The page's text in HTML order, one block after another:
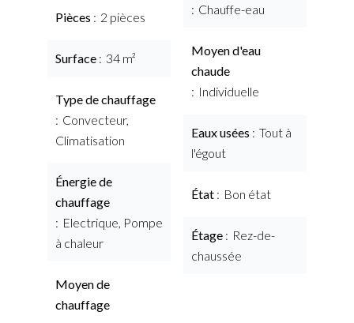
Pièces 2 pièces
Surface 34 m²
Type de chauffage
Convecteur,
Climatisation
Énergie de
chauffage
Electrique, Pompe
à chaleur
Moyen de
chauffage
Chauffe-eau
Moyen d'eau
chaude
Individuelle
Eaux usées
Tout à
l'égout
État Bon état
Étage
Rez-de-
chaussée